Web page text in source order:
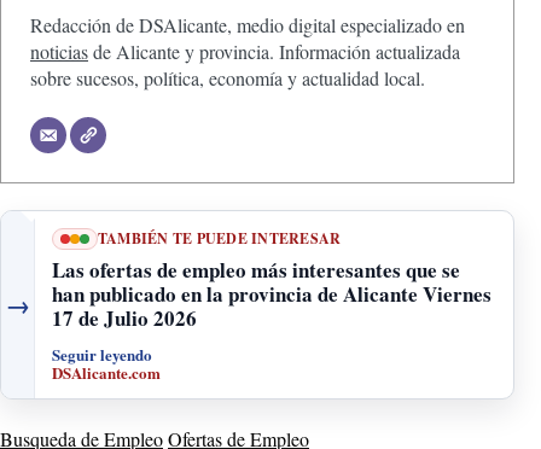
Redacción de DSAlicante, medio digital especializado en
noticiasde Alicante y provincia. Información actualizada
sobre sucesos, política, economía y actualidad local.
→
TAMBIÉN TE PUEDE INTERESAR
Las ofertas de empleo más interesantes que se
han publicado en la provincia de Alicante Viernes
17 de Julio 2026
Seguir leyendo
DSAlicante.com
Busqueda de EmpleoOfertas de Empleo